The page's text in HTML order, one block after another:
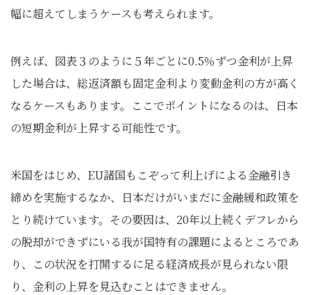
幅に超えてしまうケースも考えられます。
例えば、図表３のように５年ごとに0.5％ずつ金利が上昇
した場合は、総返済額も固定金利より変動金利の方が高く
なるケースもあります。ここでポイントになるのは、日本
の短期金利が上昇する可能性です。
米国をはじめ、EU諸国もこぞって利上げによる金融引き
締めを実施するなか、日本だけがいまだに金融緩和政策を
とり続けています。その要因は、20年以上続くデフレから
の脱却ができずにいる我が国特有の課題によるところであ
り、この状況を打開するに足る経済成長が見られない限
り、金利の上昇を見込むことはできません。